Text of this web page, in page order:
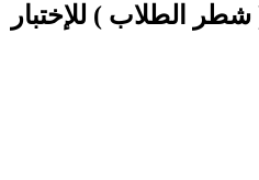
الطلاب ) للإختبار